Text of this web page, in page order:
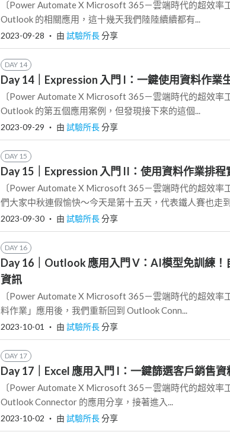
〔Power Automate X Microsoft 365－雲端時代的超效率
Outlook 的相關應用，這十幾天我們陸陸續續都有...
2023-09-28 ‧ 由 試驗所長分享
DAY 14
Day 14｜Expression 入門 I：一鍵使用資料作業
〔Power Automate X Microsoft 365－雲端時代的超效率
Outlook 的第五個應用案例，但發現接下來的這個...
2023-09-29 ‧ 由 試驗所長分享
DAY 15
Day 15｜Expression 入門 II：使用資料作業排程
〔Power Automate X Microsoft 365－雲端時代的超效率
們大家中秋連假愉快～今天是第十五天，代表鐵人賽也走到
2023-09-30 ‧ 由 試驗所長分享
DAY 16
Day 16｜Outlook 應用入門 V：AI模型免訓練！
資訊
〔Power Automate X Microsoft 365－雲端時代的超效率
料作業」應用後，我們重新回到 Outlook Conn...
2023-10-01 ‧ 由 試驗所長分享
DAY 17
Day 17｜Excel 應用入門 I：一鍵篩選客戶銷售
〔Power Automate X Microsoft 365－雲端時代的超效率
Outlook Connector 的應用分享，接著進入...
2023-10-02 ‧ 由 試驗所長分享